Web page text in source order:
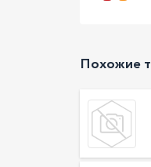
Похожие